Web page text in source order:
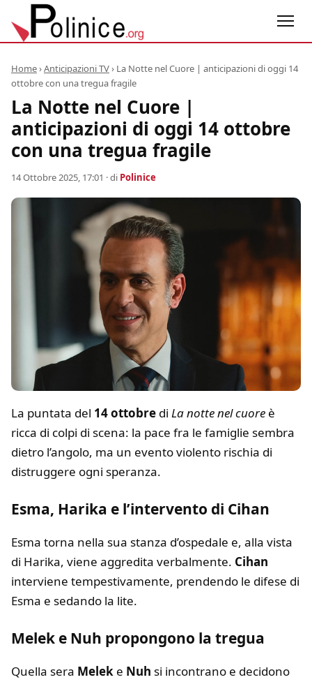
Home›Anticipazioni TV› La Notte nel Cuore | anticipazioni di oggi 14
ottobre con una tregua fragile
La Notte nel Cuore |
anticipazioni di oggi 14 ottobre
con una tregua fragile
14 Ottobre 2025, 17:01 · di Polinice
La puntata del 14 ottobre di La notte nel cuore è
ricca di colpi di scena: la pace fra le famiglie sembra
dietro l’angolo, ma un evento violento rischia di
distruggere ogni speranza.
Esma, Harika e l’intervento di Cihan
Esma torna nella sua stanza d’ospedale e, alla vista
di Harika, viene aggredita verbalmente. Cihan
interviene tempestivamente, prendendo le difese di
Esma e sedando la lite.
Melek e Nuh propongono la tregua
Quella sera Melek e Nuh si incontrano e decidono